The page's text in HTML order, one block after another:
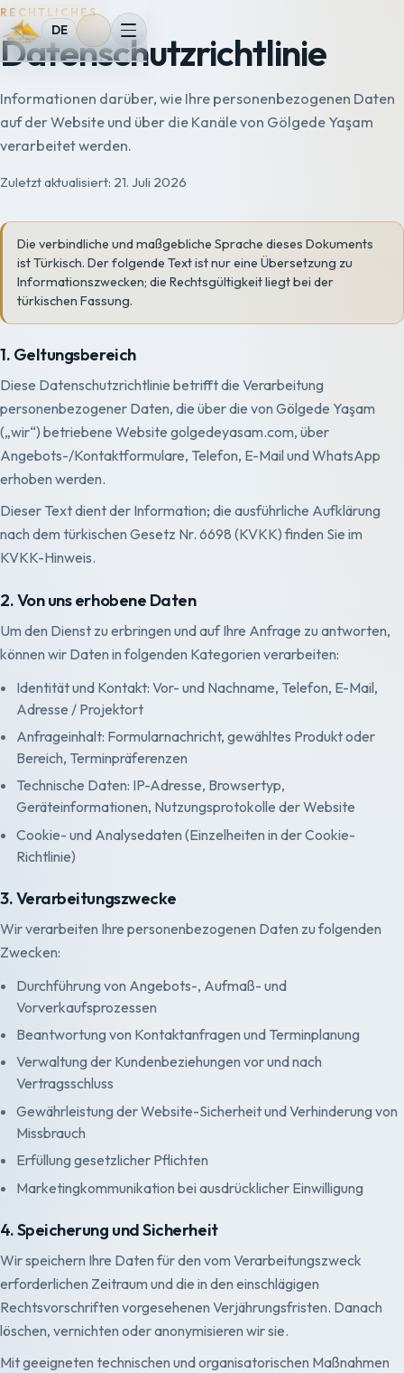
DE
RECHTLICHES
Datenschutzrichtlinie
Informationen darüber, wie Ihre personenbezogenen Daten
auf der Website und über die Kanäle von Gölgede Yaşam
verarbeitet werden.
Zuletzt aktualisiert: 21. Juli 2026
Die verbindliche und maßgebliche Sprache dieses Dokuments
ist Türkisch. Der folgende Text ist nur eine Übersetzung zu
Informationszwecken; die Rechtsgültigkeit liegt bei der
türkischen Fassung.
1. Geltungsbereich
Diese Datenschutzrichtlinie betrifft die Verarbeitung
personenbezogener Daten, die über die von Gölgede Yaşam
(„wir“) betriebene Website golgedeyasam.com, über
Angebots-/Kontaktformulare, Telefon, E-Mail und WhatsApp
erhoben werden.
Dieser Text dient der Information; die ausführliche Aufklärung
nach dem türkischen Gesetz Nr. 6698 (KVKK) finden Sie im
KVKK-Hinweis.
2. Von uns erhobene Daten
Um den Dienst zu erbringen und auf Ihre Anfrage zu antworten,
können wir Daten in folgenden Kategorien verarbeiten:
Identität und Kontakt: Vor- und Nachname, Telefon, E-Mail,
Adresse / Projektort
Anfrageinhalt: Formularnachricht, gewähltes Produkt oder
Bereich, Terminpräferenzen
Technische Daten: IP-Adresse, Browsertyp,
Geräteinformationen, Nutzungsprotokolle der Website
Cookie- und Analysedaten (Einzelheiten in der Cookie-
Richtlinie)
3. Verarbeitungszwecke
Wir verarbeiten Ihre personenbezogenen Daten zu folgenden
Zwecken:
Durchführung von Angebots-, Aufmaß- und
Vorverkaufsprozessen
Beantwortung von Kontaktanfragen und Terminplanung
Verwaltung der Kundenbeziehungen vor und nach
Vertragsschluss
Gewährleistung der Website-Sicherheit und Verhinderung von
Missbrauch
Erfüllung gesetzlicher Pflichten
Marketingkommunikation bei ausdrücklicher Einwilligung
4. Speicherung und Sicherheit
Wir speichern Ihre Daten für den vom Verarbeitungszweck
erforderlichen Zeitraum und die in den einschlägigen
Rechtsvorschriften vorgesehenen Verjährungsfristen. Danach
löschen, vernichten oder anonymisieren wir sie.
Mit geeigneten technischen und organisatorischen Maßnahmen